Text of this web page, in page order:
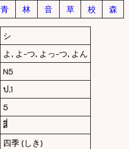
青 林 音 草 校 森
シ
よ, よ-つ, よっ-つ, よん
N5
ป.1
5
สี่
四季 (しき)